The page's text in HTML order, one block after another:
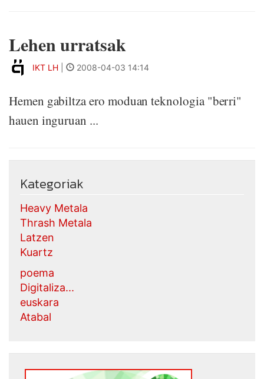
Lehen urratsak
IKT LH 2008-04-03 14:14
Hemen gabiltza ero moduan teknologia "berri"
hauen inguruan ...
Kategoriak
Heavy Metala
Thrash Metala
Latzen
Kuartz
poema
Digitaliza...
euskara
Atabal